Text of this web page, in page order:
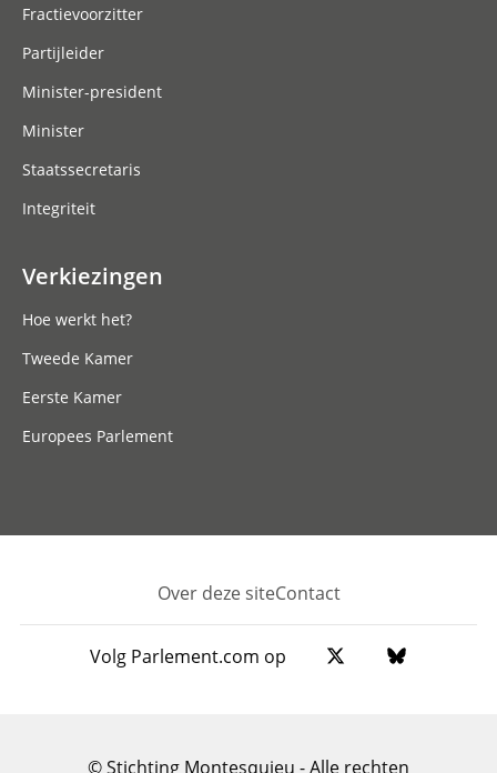
Fractievoorzitter
Partijleider
Minister-president
Minister
Staatssecretaris
Integriteit
Verkiezingen
Hoe werkt het?
Tweede Kamer
Eerste Kamer
Europees Parlement
Footer
Over deze siteContact
Volg Parlement.com op
© Stichting Montesquieu - Alle rechten